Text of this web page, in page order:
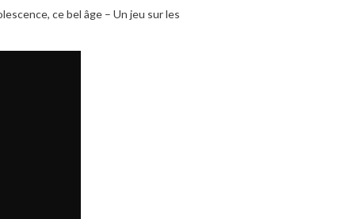
ce bel âge – Un jeu sur les